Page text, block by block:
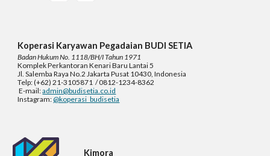
Koperasi Karyawan Pegadaian BUDI SETIA
Badan Hukum No. 1118/BH/I Tahun 1971
KomplekPerkantoran Kenari Baru Lantai 5
Jl. Salemba Raya No.2 Jakarta Pusat 10430, Indonesia
Telp: (+62) 21-3105871 / 0812-1234-8362
E-mail:admin@budisetia.co.id
Instagram: @koperasi_budisetia
Kimora